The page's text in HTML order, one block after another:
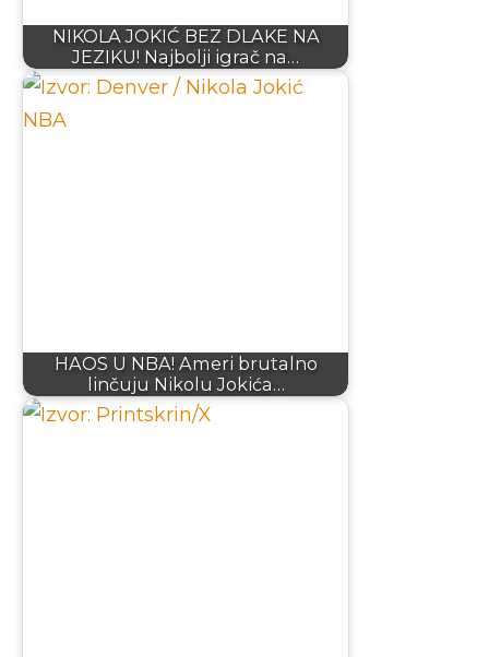
NIKOLA JOKIĆ BEZ DLAKE NA
JEZIKU! Najbolji igrač na…
HAOS U NBA! Ameri brutalno
linčuju Nikolu Jokića…